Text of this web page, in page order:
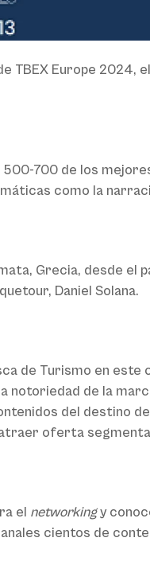
TBEX Europe
500-700 de los
como la
Grecia, desde el
Daniel Solana.
de Turismo en
notoriedad de la
del destino
oferta
el networkingy
cientos de